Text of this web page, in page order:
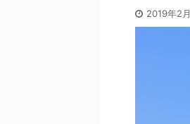
2019年2